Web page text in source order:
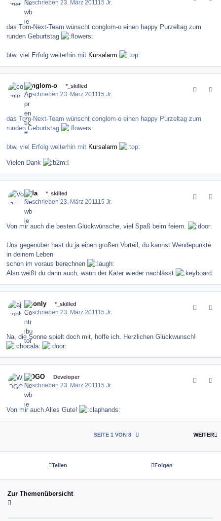
Geschrieben23. März 2011 15 Jr.
das Tom-Next-Team wünscht conglom-o einen happy Purzeltag zum
runden Geburtstag
btw. viel Erfolg weiterhin mit Kursalarm
conglom-o *_skilled
Geschrieben23. März 2011 15 Jr.
das Tom-Next-Team wünscht conglom-o einen happy Purzeltag zum
runden Geburtstag
btw. viel Erfolg weiterhin mit Kursalarm
Vielen Dank !
Vola *_skilled
Geschrieben23. März 2011 15 Jr.
Von mir auch die besten Glückwünsche, viel Spaß beim feiern.
Uns gegenüber hast du ja einen großen Vorteil, du kannst Wendepunkte
in deinem Leben
schon im voraus berechnen
Also weißt du dann auch, wann der Kater wieder nachlässt
ajkonly *_skilled
Geschrieben23. März 2011 15 Jr.
Na, die Sonne spielt doch mit, hoffe ich. Herzlichen Glückwunsch!
WOGO Developer
Geschrieben23. März 2011 15 Jr.
Von mir auch Alles Gute!
WEITER
SEITE 1 VON 8
Teilen Folgen
Zur Themenübersicht